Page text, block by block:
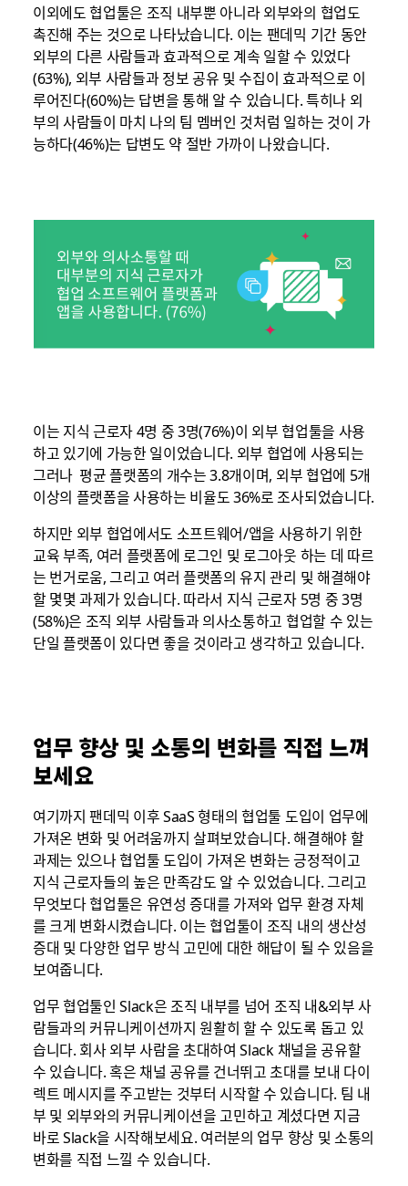
이외에도 협업툴은 조직 내부뿐 아니라 외부와의 협업도
촉진해 주는 것으로 나타났습니다. 이는 팬데믹 기간 동안
외부의 다른 사람들과 효과적으로 계속 일할 수 있었다
(63%), 외부 사람들과 정보 공유 및 수집이 효과적으로 이
루어진다(60%)는 답변을 통해 알 수 있습니다. 특히나 외
부의 사람들이 마치 나의 팀 멤버인 것처럼 일하는 것이 가
능하다(46%)는 답변도 약 절반 가까이 나왔습니다.
이는 지식 근로자 4명 중 3명(76%)이 외부 협업툴을 사용
하고 있기에 가능한 일이었습니다. 외부 협업에 사용되는
그러나 평균 플랫폼의 개수는 3.8개이며, 외부 협업에 5개
이상의 플랫폼을 사용하는 비율도 36%로 조사되었습니다.
하지만 외부 협업에서도 소프트웨어/앱을 사용하기 위한
교육 부족, 여러 플랫폼에 로그인 및 로그아웃 하는 데 따르
는 번거로움, 그리고 여러 플랫폼의 유지 관리 및 해결해야
할 몇몇 과제가 있습니다. 따라서 지식 근로자 5명 중 3명
(58%)은 조직 외부 사람들과 의사소통하고 협업할 수 있는
단일 플랫폼이 있다면 좋을 것이라고 생각하고 있습니다.
업무 향상 및 소통의 변화를 직접 느껴
보세요
여기까지 팬데믹 이후 SaaS 형태의 협업툴 도입이 업무에
가져온 변화 및 어려움까지 살펴보았습니다. 해결해야 할
과제는 있으나 협업툴 도입이 가져온 변화는 긍정적이고
지식 근로자들의 높은 만족감도 알 수 있었습니다. 그리고
무엇보다 협업툴은 유연성 증대를 가져와 업무 환경 자체
를 크게 변화시켰습니다. 이는 협업툴이 조직 내의 생산성
증대 및 다양한 업무 방식 고민에 대한 해답이 될 수 있음을
보여줍니다.
업무 협업툴인 Slack은 조직 내부를 넘어 조직 내&외부 사
람들과의 커뮤니케이션까지 원활히 할 수 있도록 돕고 있
습니다. 회사 외부 사람을 초대하여 Slack 채널을 공유할
수 있습니다. 혹은 채널 공유를 건너뛰고 초대를 보내 다이
렉트 메시지를 주고받는 것부터 시작할 수 있습니다. 팀 내
부 및 외부와의 커뮤니케이션을 고민하고 계셨다면 지금
바로 Slack을 시작해보세요. 여러분의 업무 향상 및 소통의
변화를 직접 느낄 수 있습니다.